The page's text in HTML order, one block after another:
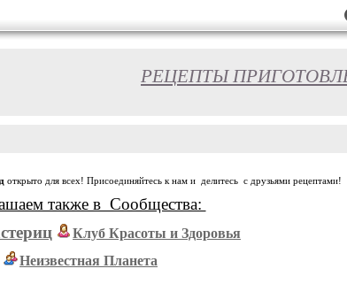
РЕЦЕПТЫ
открыто для всех! Присоединяйтесь к нам и делитесь с друзьями рецептами!
также в Сообщества:
Клуб Красоты и Здоровья
Неизвестная Планета